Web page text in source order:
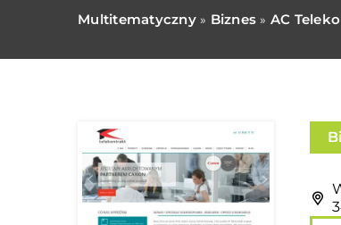
Multitematyczny» Biznes » AC